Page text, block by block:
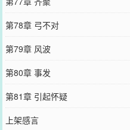
第78章 弓不对
第79章 风波
第80章 事发
第81章 引起怀疑
上架感言